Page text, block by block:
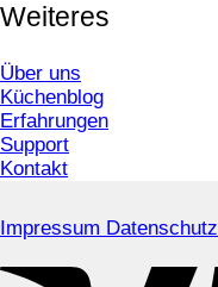
Weiteres
Über uns
Küchenblog
Erfahrungen
Support
Kontakt
Impressum Datenschutz